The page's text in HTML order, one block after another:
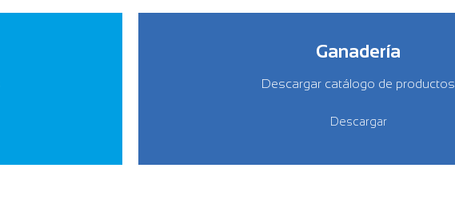
Ganadería
Descargar catálogo de productos
Descargar